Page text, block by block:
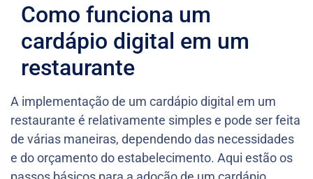
Como funciona um
cardápio digital em um
restaurante
A implementação de um cardápio digital em um
restaurante é relativamente simples e pode ser feita
de várias maneiras, dependendo das necessidades
e do orçamento do estabelecimento. Aqui estão os